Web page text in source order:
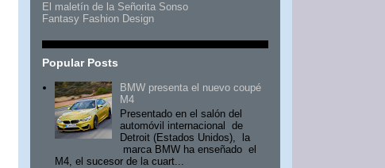
El maletín de la Señorita Sonso
Fantasy Fashion Design
Popular Posts
BMW presenta el nuevo coupé
M4
Presentado en el salón del
automóvil internacional de
Detroit (Estados Unidos), la
marca BMW ha enseñado el
M4, el sucesor de la cuart...